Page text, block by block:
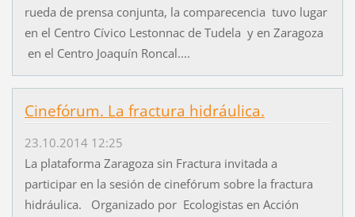
rueda de prensa conjunta, la comparecencia tuvo lugar
en el Centro Cívico Lestonnac de Tudela y en Zaragoza
en el Centro Joaquín Roncal....
Cinefórum. La fractura hidráulica.
23.10.2014 12:25
La plataforma Zaragoza sin Fractura invitada a
participar en la sesión de cinefórum sobre la fractura
hidráulica. Organizado por Ecologistas en Acción